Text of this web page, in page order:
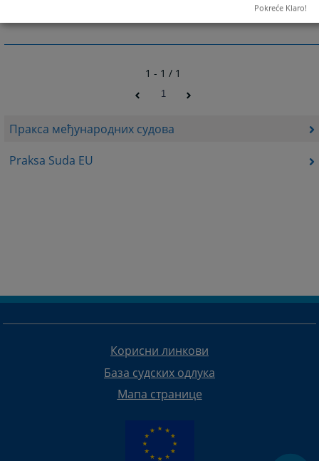
Пракса међународних судова
Praksa Suda EU
1 - 1 / 1
1
Корисни линкови
База судских одлука
Мапа странице
Pokreće Klaro!